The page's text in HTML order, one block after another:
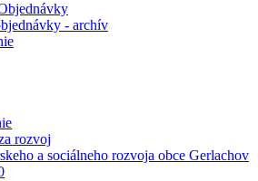
- archív
rozvoj
a sociálneho rozvoja obce Gerlachov